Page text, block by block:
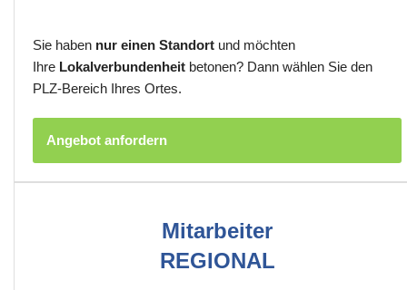
Sie haben nur einen Standort und möchten
Ihre Lokalverbundenheit betonen? Dann wählen Sie den
PLZ-Bereich Ihres Ortes.
Angebot anfordern
Mitarbeiter
REGIONAL